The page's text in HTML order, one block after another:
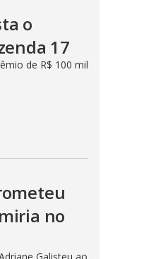
o
17
de R$ 100 mil
no